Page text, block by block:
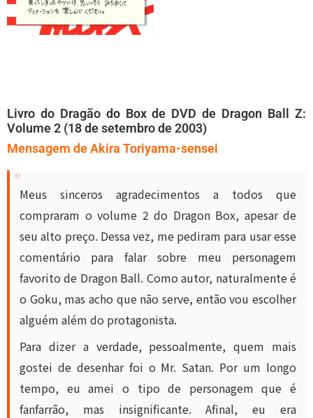
Livro do Dragão do Box de DVD de Dragon Ball Z:
Volume 2 (18 de setembro de 2003)
Mensagem de Akira Toriyama-sensei
Meus sinceros agradecimentos a todos que
compraram o volume 2 do Dragon Box, apesar de
seu alto preço. Dessa vez, me pediram para usar esse
comentário para falar sobre meu personagem
favorito de Dragon Ball. Como autor, naturalmente é
o Goku, mas acho que não serve, então vou escolher
alguém além do protagonista.
Para dizer a verdade, pessoalmente, quem mais
gostei de desenhar foi o Mr. Satan. Por um longo
tempo, eu amei o tipo de personagem que é
fanfarrão, mas insignificante. Afinal, eu era